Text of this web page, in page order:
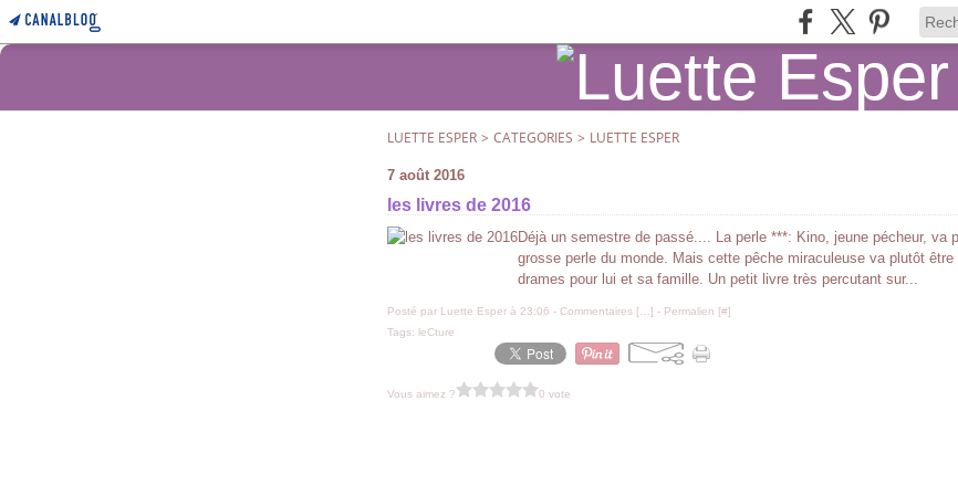
LUETTE ESPER > CATEGORIES > LUETTE ESPER
7 août 2016
les livres de 2016
Déjà un semestre de passé.... La perle ***: Kino, jeune pécheur, va
grosse perle du monde. Mais cette pêche miraculeuse va plutôt
drames pour lui et sa famille. Un petit livre très percutant sur...
Posté par Luette Esper à 23:06 - Commentaires [ ] - Permalien [#]
Tags: leCture
Vous aimez ? 0 vote